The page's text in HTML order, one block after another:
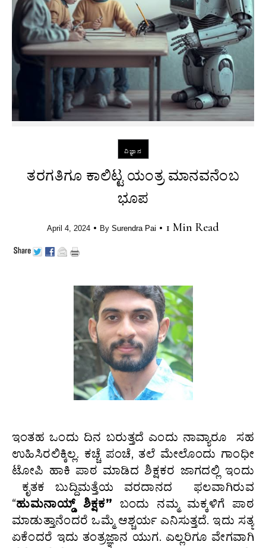
ವಿಜ್ಞಾನ
ತರಗತಿಗೂ ಕಾಲಿಟ್ಟ ಯಂತ್ರ ಮಾನವನೆಂಬ
ಭೂಪ
April 4, 2024 • By Surendra Pai • 1 Min Read
ಇಂತಹ ಒಂದು ದಿನ ಬರುತ್ತದೆ ಎಂದು ನಾವ್ಯಾರೂ ಸಹ
ಉಹಿಸಿರಲಿಕ್ಕಿಲ್ಲ. ಕಚ್ಚೆ ಪಂಚೆ, ತಲೆ ಮೇಲೊಂದು ಗಾಂಧೀ
ಟೋಪಿ ಹಾಕಿ ಪಾಠ ಮಾಡಿದ ಶಿಕ್ಷಕರ ಜಾಗದಲ್ಲಿ ಇಂದು
ಕೃತಕ ಬುದ್ದಿಮತ್ತೆಯ ವರದಾನದ ಫಲವಾಗಿರುವ
“ಹುಮನಾಯ್ಡ್ ಶಿಕ್ಷಕ” ಬಂದು ನಮ್ಮ‌ ಮಕ್ಕಳಿಗೆ ಪಾಠ
ಮಾಡುತ್ತಾನೆಂದರೆ ಒಮ್ಮೆ ಆಶ್ಚರ್ಯ‌ ಎನಿಸುತ್ತದೆ. ಇದು ಸತ್ಯ
ಏಕೆಂದರೆ ಇದು ತಂತ್ರಜ್ಞಾನ ಯುಗ. ಎಲ್ಲರಿಗೂ ವೇಗವಾಗಿ